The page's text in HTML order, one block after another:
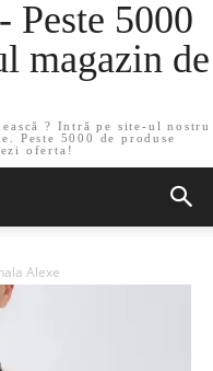
Peste 5000
magazin de
? Intră pe site-ul nostru
Peste 5000 de produse
oferta!
Alexe